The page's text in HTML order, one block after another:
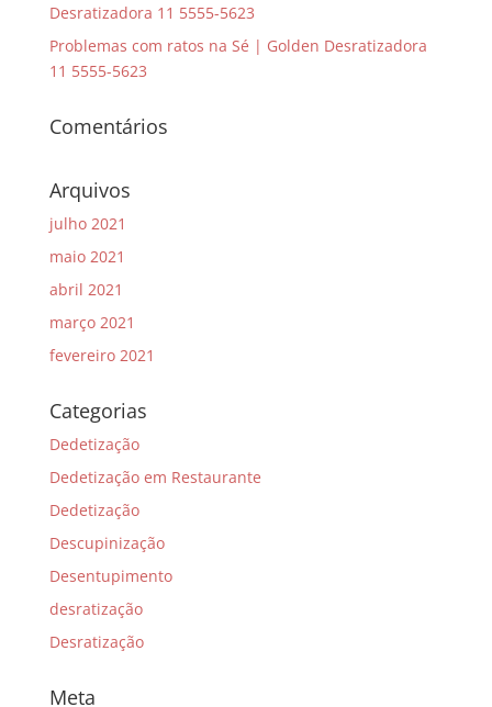
Desratizadora 11 5555-5623
Problemas com ratos na Sé | Golden Desratizadora
11 5555-5623
Comentários
Arquivos
julho 2021
maio 2021
abril 2021
março 2021
fevereiro 2021
Categorias
Dedetização
Dedetização em Restaurante
Dedetização
Descupinização
Desentupimento
desratização
Desratização
Meta